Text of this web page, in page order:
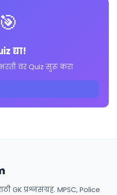
🎯
द्या!
वर Quiz सुरू करा
GK प्रश्नसंग्रह. MPSC, Police